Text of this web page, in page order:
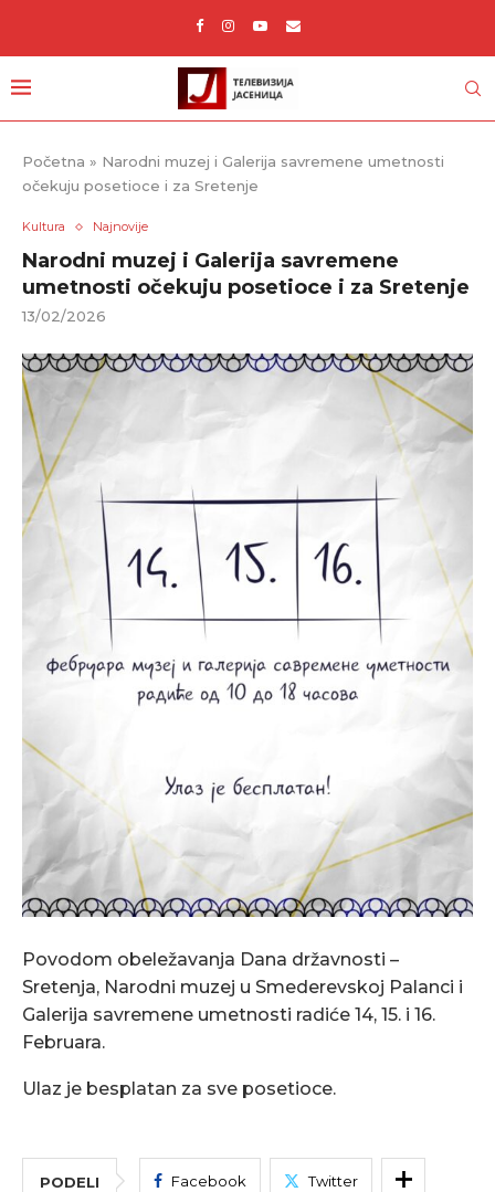
Početna » Narodni muzej i Galerija savremene umetnosti
očekuju posetioce i za Sretenje
Kultura Najnovije
Narodni muzej i Galerija savremene
umetnosti očekuju posetioce i za Sretenje
13/02/2026
Povodom obeležavanja Dana državnosti –
Sretenja, Narodni muzej u Smederevskoj Palanci i
Galerija savremene umetnosti radiće 14, 15. i 16.
Februara.
Ulaz je besplatan za sve posetioce.
PODELI Facebook Twitter